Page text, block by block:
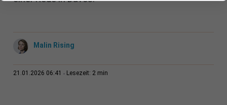
Malin Rising
21.01.2026 06:41 Lesezeit: 2 min